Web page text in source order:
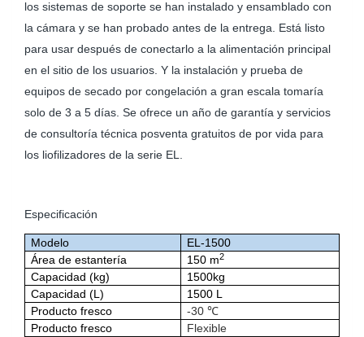
los sistemas de soporte se han instalado y ensamblado con
la cámara y se han probado antes de la entrega. Está listo
para usar después de conectarlo a la alimentación principal
en el sitio de los usuarios. Y la instalación y prueba de
equipos de secado por congelación a gran escala tomaría
solo de 3 a 5 días. Se ofrece un año de garantía y servicios
de consultoría técnica posventa gratuitos de por vida para
los liofilizadores de la serie EL.
Especificación
Modelo
EL-1500
Área de estantería
150 m2
Capacidad (kg)
1500kg
Capacidad (L)
1500 L
Producto fresco
-30 ℃
Producto fresco
Flexible